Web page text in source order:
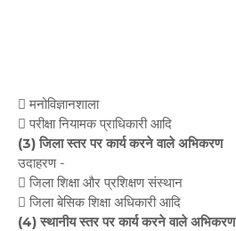
 मनोविज्ञानशाला
 परीक्षा नियामक प्राधिकारी आदि
(3) जिला स्तर पर कार्य करने वाले अभिकरण
उदाहरण -
 जिला शिक्षा और प्रशिक्षण संस्थान
 जिला बेसिक शिक्षा अधिकारी आदि
(4) स्थानीय स्तर पर कार्य करने वाले अभिकरण